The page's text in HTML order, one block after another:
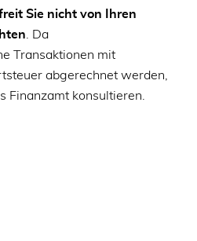
Sie nicht von Ihren
. Da
Transaktionen mit
abgerechnet werden,
Finanzamt konsultieren.